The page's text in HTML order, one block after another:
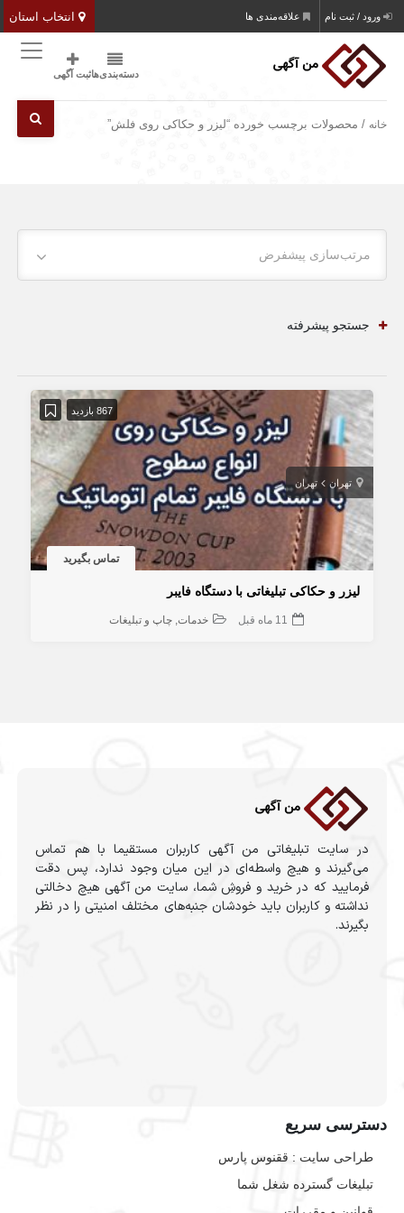
انتخاب استان ورود / ثبت نام علاقه‌مندی ها
دسته‌بندی‌هاثبت آگهی
خانه / محصولات برچسب خورده “لیزر و حکاکی روی فلش”
مرتب‌سازی پیشفرض
جستجو پیشرفته
867 بازدید
تهران تهران
تماس بگیرید
لیزر و حکاکی تبلیغاتی با دستگاه فایبر
11 ماه قبل خدمات چاپ و تبلیغات
در سایت تبلیغاتی من آگهی کاربران مستقیما با هم تماس
می‌گیرند و هیچ واسطه‌ای در این میان وجود ندارد، پس دقت
فرمایید که در خرید و فروشِ شما، سایت من آگهی هیچ دخالتی
نداشته و کاربران باید خودشان جنبه‌های مختلف امنیتی را در نظر
بگیرند.
دسترسی سریع
طراحی سایت :‌ ققنوس پارس
تبلیغات گسترده شغل شما